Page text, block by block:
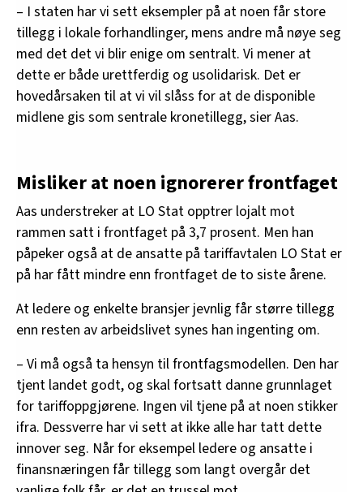
– I staten har vi sett eksempler på at noen får store
tillegg i lokale forhandlinger, mens andre må nøye seg
med det det vi blir enige om sentralt. Vi mener at
dette er både urettferdig og usolidarisk. Det er
hovedårsaken til at vi vil slåss for at de disponible
midlene gis som sentrale kronetillegg, sier Aas.
Misliker at noen ignorerer frontfaget
Aas understreker at LO Stat opptrer lojalt mot
rammen satt i frontfaget på 3,7 prosent. Men han
påpeker også at de ansatte på tariffavtalen LO Stat er
på har fått mindre enn frontfaget de to siste årene.
At ledere og enkelte bransjer jevnlig får større tillegg
enn resten av arbeidslivet synes han ingenting om.
– Vi må også ta hensyn til frontfagsmodellen. Den har
tjent landet godt, og skal fortsatt danne grunnlaget
for tariffoppgjørene. Ingen vil tjene på at noen stikker
ifra. Dessverre har vi sett at ikke alle har tatt dette
innover seg. Når for eksempel ledere og ansatte i
finansnæringen får tillegg som langt overgår det